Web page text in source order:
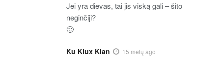
Jei yra dievas, tai jis viską gali – šito
neginčiji?
🙂
Ku Klux Klan 15 metų ago